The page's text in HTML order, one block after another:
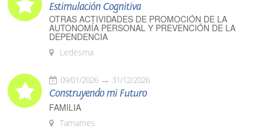
Estimulación Cognitiva
OTRAS ACTIVIDADES DE PROMOCIÓN DE LA
AUTONOMÍA PERSONAL Y PREVENCIÓN DE LA
DEPENDENCIA
Ledesma
09/01/2026 31/12/2026
Construyendo mi Futuro
FAMILIA
Tamames